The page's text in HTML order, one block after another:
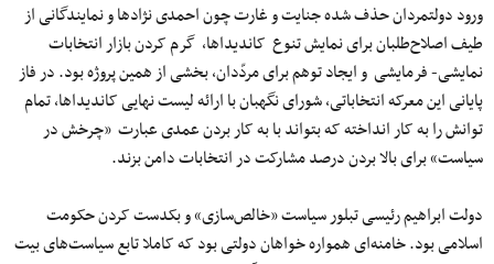
ورود دولتمردان حذف شده جنایت و غارت چون احمدی نژادها و نمایندگانی از
طیف اصلاح‌طلبان برای نمایش تنوع کاندیداها، گرم کردن بازار انتخابات
نمایشی- فرمایشی و ایجاد توهم برای مردّدان، بخشی از همین پروژه بود. در فاز
پایانی این معرکه انتخاباتی، شورای نگهبان با ارائه لیست نهایی کاندیداها، تمام
توانش را به کار انداخته که بتواند با به کار بردن عمدی عبارت «چرخش در
سیاست» برای بالا بردن درصد مشارکت در انتخابات دامن بزند.
دولت ابراهیم رئیسی تبلور سیاست «خالص‌سازی» و بکدست کردن حکومت
اسلامی بود. خامنه‌ای همواره خواهان دولتی بود که کاملا تابع سیاست‌های بیت